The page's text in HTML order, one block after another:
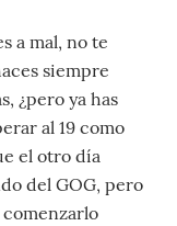
a mal, no te
siempre
¿pero ya has
al 19 como
el otro día
del GOG, pero